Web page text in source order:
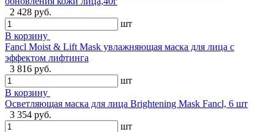
2 428 руб.
шт
В корзину
Fancl Moist & Lift Mask увлажняющая маска для лица с
эффектом лифтинга
3 816 руб.
шт
В корзину
Осветляющая маска для лица Brightening Mask Fancl, 6 шт
3 354 руб.
шт